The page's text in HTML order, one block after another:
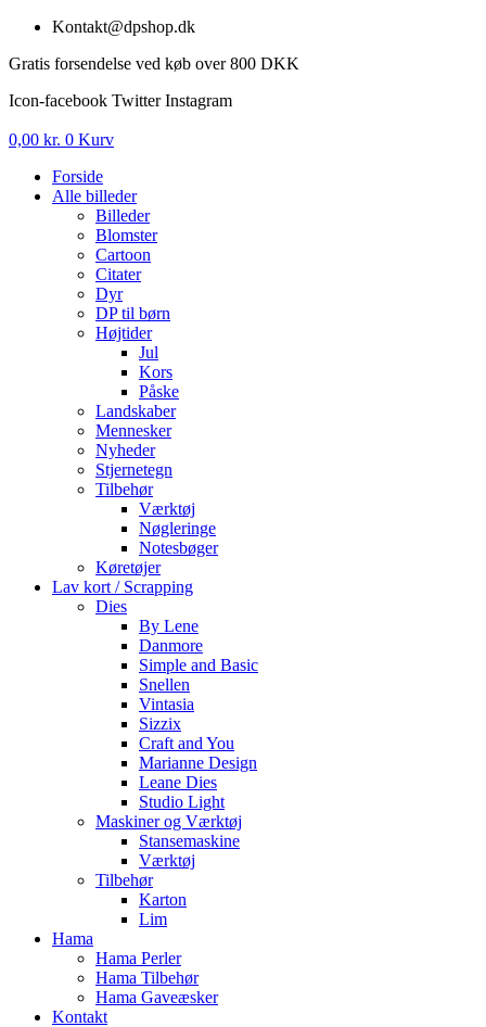
Videre
indhold
Kontakt@dpshop.dk
Gratis forsendelse ved køb over 800 DKK
Icon-facebook Twitter Instagram
0,00 kr. 0 Kurv
Forside
Alle billeder
Billeder
Blomster
Cartoon
Citater
Dyr
DP til børn
Højtider
Jul
Kors
Påske
Landskaber
Mennesker
Nyheder
Stjernetegn
Tilbehør
Værktøj
Nøgleringe
Notesbøger
Køretøjer
Lav kort / Scrapping
Dies
By Lene
Danmore
Simple and Basic
Snellen
Vintasia
Sizzix
Craft and You
Marianne Design
Leane Dies
Studio Light
Maskiner og Værktøj
Stansemaskine
Værktøj
Tilbehør
Karton
Lim
Hama
Hama Perler
Hama Tilbehør
Hama Gaveæsker
Kontakt